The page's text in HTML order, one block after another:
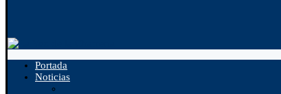
Portada
Noticias